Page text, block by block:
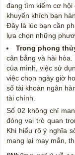
đang tìm kiếm cơ
khuyến khích bạn
Đây là lúc bạn cần
lựa chọn những
Trong phong
cân bằng và hài
của mình, việc sử
việc chọn ngày giờ
số tài khoản ngân
tài chính.
Số 02 không chỉ
đóng vai trò quan
Khi hiểu rõ ý nghĩa
mang lại may mắn,